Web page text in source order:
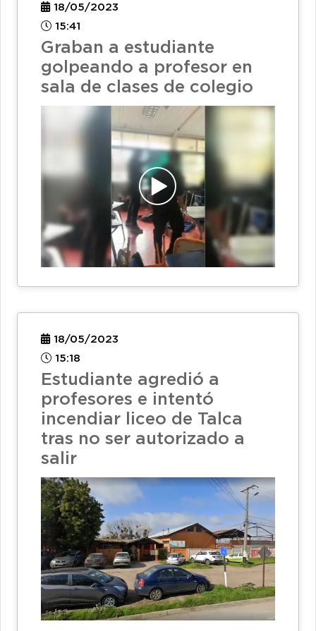
18/05/2023
15:41
Graban a estudiante
golpeando a profesor en
sala de clases de colegio
18/05/2023
15:18
Estudiante agredió a
profesores e intentó
incendiar liceo de Talca
tras no ser autorizado a
salir